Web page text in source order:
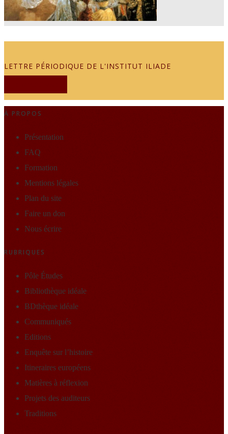
LETTRE PÉRIODIQUE DE L'INSTITUT ILIADE
À PROPOS
Présentation
FAQ
Formation
Mentions légales
Plan du site
Faire un don
Nous écrire
RUBRIQUES
Pôle Études
Bibliothèque idéale
BDthèque idéale
Communiqués
Editions
Enquête sur l’histoire
Itineraires européens
Matières à réflexion
Projets des auditeurs
Traditions